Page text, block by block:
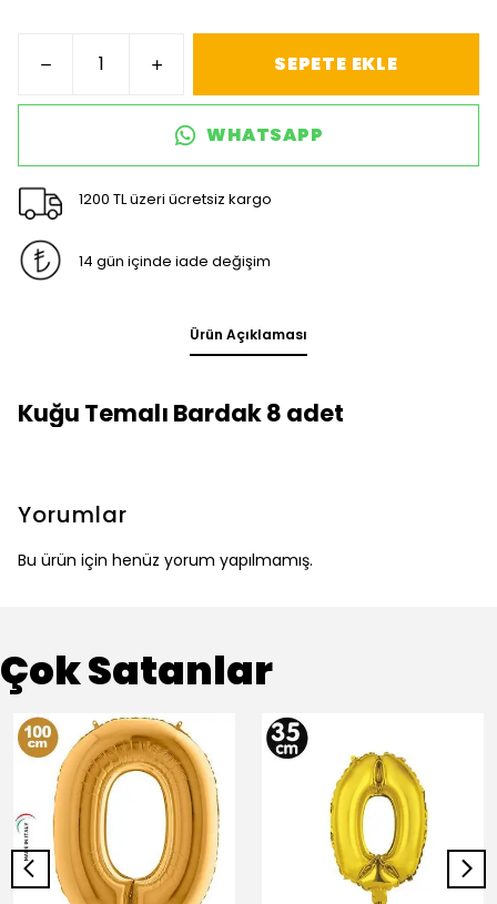
SEPETE EKLE
WHATSAPP
1200 TL üzeri ücretsiz kargo
14 gün içinde iade değişim
Ürün Açıklaması
Kuğu Temalı Bardak 8 adet
Yorumlar
Bu ürün için henüz yorum yapılmamış.
Çok Satanlar